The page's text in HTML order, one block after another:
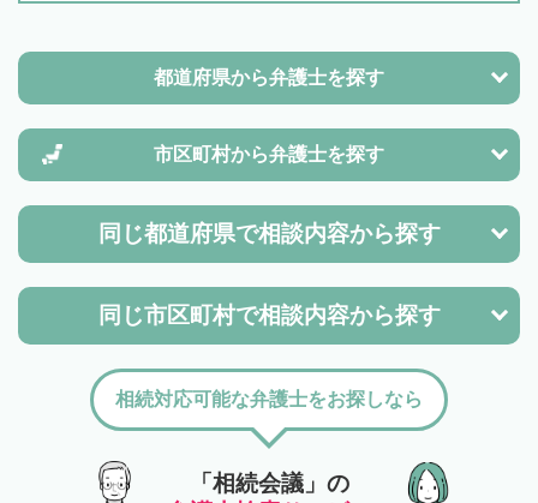
都道府県から弁護士を探す
市区町村から弁護士を探す
同じ都道府県で相談内容から探す
同じ市区町村で相談内容から探す
「相続会議」の
相続対応可能な弁護士をお探しなら